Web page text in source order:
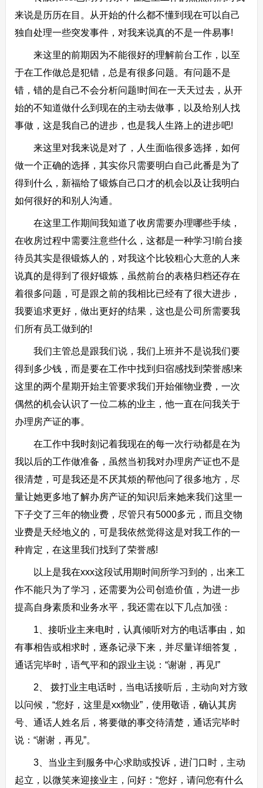
来说是历历在目。从开始的什么都不懂到现在可以自己
独自处理一些突发事件，对我来说真的不是一件易事!
来这里的前期因为不能很好的理解前台工作，以至
于在工作做总是犯错，总是有很多问题。有问题不是
错，错的是自己不会分析问题!时间在一天天过去，从开
始的不知道做什么到现在的主动去做事，以及给别人找
事做，这是我自己的进步，也是我人生路上的进步吧!
来这里对我来说是对了，人生面临很多选择，如何
做一个正确的选择，其实你只需要明白自己此番是为了
得到什么，新福给了锻炼自己口才的机会以及让我明白
如何很好的和别人沟通。
在这里工作期间我知道了收房需要办理哪些手续，
在收房过程中需要注意些什么，这都是一种学习!前台接
待员其实是很锻炼人的，对我这个比较粗心大意的人来
说真的是得到了很好锻炼，虽然前台的表格归档还存在
着很多问题，可是跟之前的我相比已经有了很大进步，
我要追求更好，做出更好的结果，这也是公司所需要我
们所有员工做到的!
我们主管总是跟我们说，我们上班并不是说我们要
得到多少钱，而是要在工作中找到归宿感找到荣誉感!来
这里的两个星期开始主管要求我们开始催物业费，一次
偶然的机会认识了一位二栋的业主，他一直在问我关于
办理房产证的事。
在工作中我时刻记着我现在的每一次行动都是在为
我以后的工作做准备，虽然当初我对办理房产证也不是
很清楚，可是我还是不厌其烦的帮他问了很多地方，尽
量让她更多地了解办房产证的知识!后来她来我们这里一
下子交了三年的物业费，尽管只有5000多元，而且交物
业费是天经地义的，可是我依然觉得这是对我工作的一
种肯定，在这里我们找到了荣誉感!
以上是我在xxx这段试用期时间所学习到的，出来工
作不能只为了学习，还需要为公司创造价值，为进一步
提高自身素质和业务水平，我还需在以下几点加强：
1、接听业主来电时，认真倾听对方的电话事由，如
有事相告或相求时，逐条记录下来，并尽量详细答复，
通话完毕时，语气平和的跟业主说：“谢谢，再见!”
2、 拨打业主电话时，当电话接听后，主动向对方致
以问候，“您好，这里是xx物业”，使用敬语，确认其房
号、通话人姓名后，将要做的事交待清楚，通话完毕时
说：“谢谢，再见”。
3、当业主到服务中心求助或投诉，进门口时，主动
起立，以微笑来迎接业主，问好：“您好，请问您有什么